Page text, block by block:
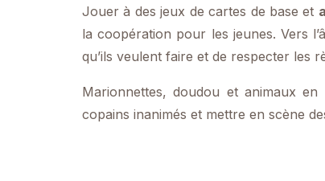
Jouer à des jeux de cartes de base et
la coopération pour les jeunes. Vers
qu’ils veulent faire et de respecter les
Marionnettes, doudou et animaux
copains inanimés et mettre en scène